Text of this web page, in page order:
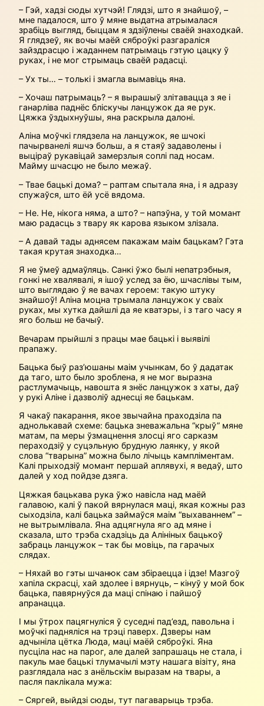
– Гэй, хадзі сюды хутчэй! Глядзі, што я знайшоў, –
мне падалося, што ў мяне выдатна атрымалася
зрабіць выгляд, быццам я здзіўлены сваёй знаходкай.
Я глядзеў, як вочы маёй сяброўкі разгараліся
зайздрасцю і жаданнем патрымаць гэтую цацку ў
руках, і не мог стрымаць сваёй радасці.
– Ух ты… – толькі і змагла вымавіць яна.
– Хочаш патрымаць? – я вырашыў злітавацца з яе і
ганарліва паднёс бліскучы ланцужок да яе рук.
Цяжка ўздыхнуўшы, яна раскрыла далоні.
Аліна моўчкі глядзела на ланцужок, яе шчокі
пачырванелі яшчэ больш, а я стаяў задаволены і
выціраў рукавіцай замерзлыя соплі пад носам.
Майму шчасцю не было межаў.
– Твае бацькі дома? – раптам спытала яна, і я адразу
спужаўся, што ёй усё вядома.
– Не. Не, нікога няма, а што? – напэўна, у той момант
маю радасць з твару як карова языком злізала.
– А давай тады аднясем пакажам маім бацькам? Гэта
такая крутая знаходка…
Я не ўмеў адмаўляць. Санкі ўжо былі непатрэбныя,
гонкі не хвалявалі, я ішоў услед за ёю, шчаслівы тым,
што выглядаю ў яе вачах героем: такую штуку
знайшоў! Аліна моцна трымала ланцужок у сваіх
руках, мы хутка дайшлі да яе кватэры, і з таго часу я
яго больш не бачыў.
Вечарам прыйшлі з працы мае бацькі і выявілі
прапажу.
Бацька быў раз’юшаны маім учынкам, бо ў дадатак
да таго, што было зроблена, я не мог выразна
растлумачыць, навошта я знёс ланцужок з хаты, даў
у рукі Аліне і дазволіў аднесці яе бацькам.
Я чакаў пакарання, якое звычайна праходзіла па
аднолькавай схеме: бацька зневажальна “крыў” мяне
матам, па меры ўзмацнення злосці яго сарказм
пераходзіў у суцэльную брудную лаянку, у якой
слова “тварына” можна было лічыць кампліментам.
Калі прыходзіў момант першай аплявухі, я ведаў, што
далей у ход пойдзе дзяга.
Цяжкая бацькава рука ўжо навісла над маёй
галавою, калі ў пакой вярнулася маці, якая кожны раз
сыходзіла, калі бацька займаўся маім “выхаваннем” –
не вытрымлівала. Яна адцягнула яго ад мяне і
сказала, што трэба схадзіць да Алініных бацькоў
забраць ланцужок – так бы мовіць, па гарачых
слядах.
– Няхай во гэты шчанюк сам збіраецца і ідзе! Мазгоў
хапіла скрасці, хай здолее і вярнуць, – кінуў у мой бок
бацька, павярнуўся да маці спінаю і пайшоў
апранацца.
І мы ўтрох пацягнуліся ў суседні пад’езд, павольна і
моўчкі падняліся на трэці паверх. Дзверы нам
адчыніла цётка Люда, маці маёй сяброўкі. Яна
пусціла нас на парог, але далей запрашаць не стала, і
пакуль мае бацькі тлумачылі мэту нашага візіту, яна
разглядала нас з анёльскім выразам на твары, а
пасля паклікала мужа:
– Сяргей, выйдзі сюды, тут пагаварыць трэба.